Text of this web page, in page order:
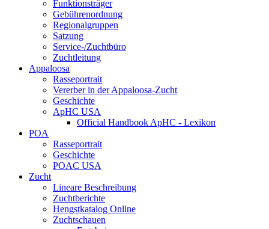
Funktionsträger
Gebührenordnung
Regionalgruppen
Satzung
Service-/Zuchtbüro
Zuchtleitung
Appaloosa
Rasseportrait
Vererber in der Appaloosa-Zucht
Geschichte
ApHC USA
Official Handbook ApHC - Lexikon
POA
Rasseportrait
Geschichte
POAC USA
Zucht
Lineare Beschreibung
Zuchtberichte
Hengstkatalog Online
Zuchtschauen